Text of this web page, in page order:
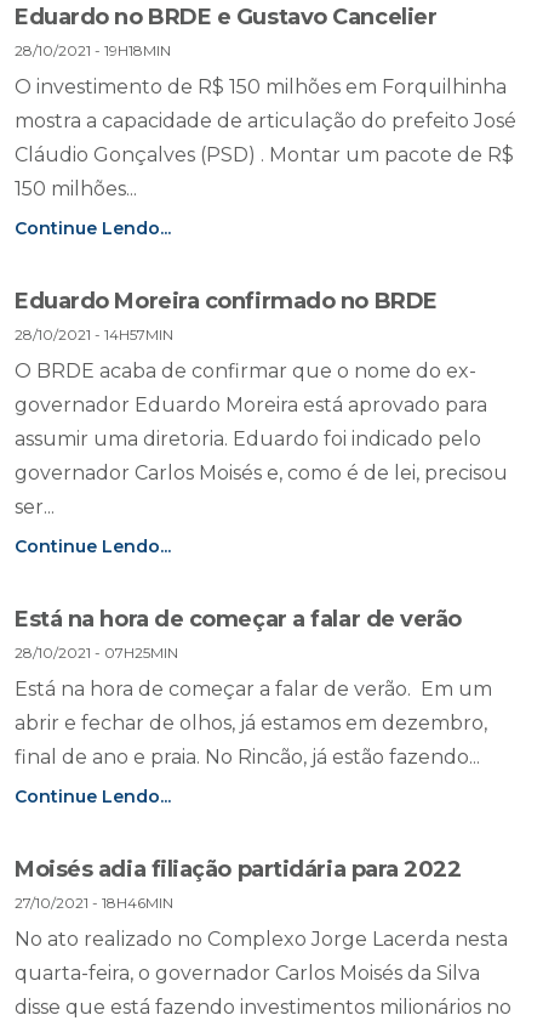
Eduardo no BRDE e Gustavo Cancelier
28/10/2021 - 19H18MIN
O investimento de R$ 150 milhões em Forquilhinha
mostra a capacidade de articulação do prefeito José
Cláudio Gonçalves (PSD) . Montar um pacote de R$
150 milhões...
Continue Lendo...
Eduardo Moreira confirmado no BRDE
28/10/2021 - 14H57MIN
O BRDE acaba de confirmar que o nome do ex-
governador Eduardo Moreira está aprovado para
assumir uma diretoria. Eduardo foi indicado pelo
governador Carlos Moisés e, como é de lei, precisou
ser...
Continue Lendo...
Está na hora de começar a falar de verão
28/10/2021 - 07H25MIN
Está na hora de começar a falar de verão. Em um
abrir e fechar de olhos, já estamos em dezembro,
final de ano e praia. No Rincão, já estão fazendo...
Continue Lendo...
Moisés adia filiação partidária para 2022
27/10/2021 - 18H46MIN
No ato realizado no Complexo Jorge Lacerda nesta
quarta-feira, o governador Carlos Moisés da Silva
disse que está fazendo investimentos milionários no